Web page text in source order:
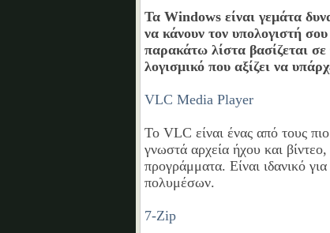
Τα Windows είναι γεμάτα
να κάνουν τον υπολογιστή
παρακάτω λίστα βασίζεται σε
λογισμικό που αξίζει να
VLC Media Player
Το VLC είναι ένας από τους
γνωστά αρχεία ήχου και
προγράμματα. Είναι ιδανικό
πολυμέσων.
7-Zip